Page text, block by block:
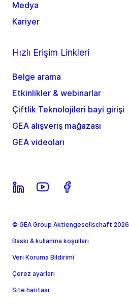
Medya
Kariyer
Hızlı Erişim Linkleri
Belge arama
Etkinlikler & webinarlar
Çiftlik Teknolojileri bayi girişi
GEA alışveriş mağazası
GEA videoları
© GEA Group Aktiengesellschaft 2026
Baskı & kullanma koşulları
Veri Koruma Bildirimi
Çerez ayarları
Site haritası